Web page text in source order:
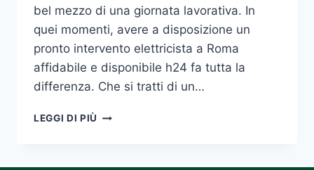
bel mezzo di una giornata lavorativa. In
quei momenti, avere a disposizione un
pronto intervento elettricista a Roma
affidabile e disponibile h24 fa tutta la
differenza. Che si tratti di un…
LEGGI DI PIÙ PRONTO